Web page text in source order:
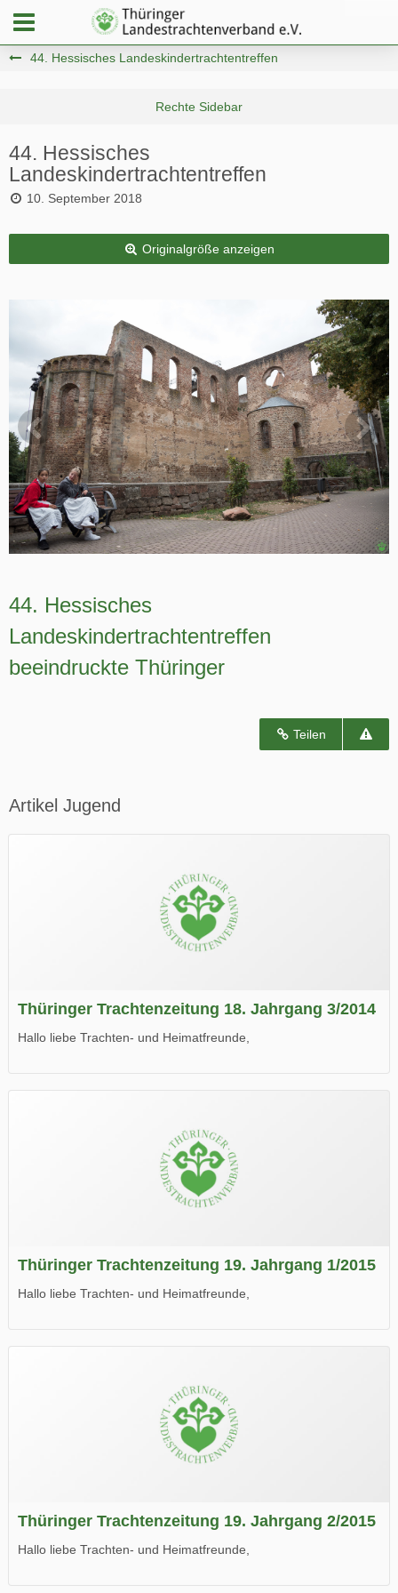
44. Hessisches Landeskindertrachtentreffen
44. Hessisches
Landeskindertrachtentreffen
10. September 2018
Originalgröße anzeigen
44. Hessisches
Landeskindertrachtentreffen
beeindruckte Thüringer
Teilen
Artikel Jugend
Thüringer Trachtenzeitung 18. Jahrgang 3/2014
Hallo liebe Trachten- und Heimatfreunde,
Wir wünschen Euch viel Spaß beim Lesen.
Thüringer Trachtenzeitung 19. Jahrgang 1/2015
Hallo liebe Trachten- und Heimatfreunde,
Wir wünschen Euch viel Spaß beim Lesen.
Thüringer Trachtenzeitung 19. Jahrgang 2/2015
Hallo liebe Trachten- und Heimatfreunde,